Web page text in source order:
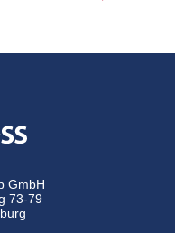
GmbH
73-79